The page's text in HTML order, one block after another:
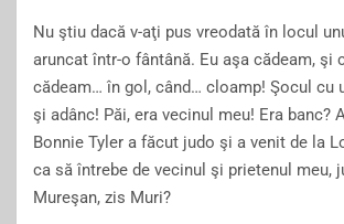
Nu ştiu dacă v-aţi pus vreodată în locul
aruncat într-o fântână. Eu aşa cădeam, şi
cădeam… în gol, când… cloamp! Şocul cu
şi adânc! Păi, era vecinul meu! Era banc?
Bonnie Tyler a făcut judo şi a venit de la
ca să întrebe de vecinul şi prietenul meu,
Mureşan, zis Muri?